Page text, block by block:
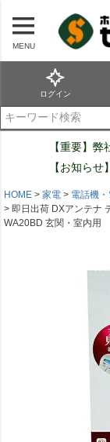
MENU
ログイン
【重要】
【お知ら
HOME 家電
電話機
即日出荷 DXアンテナ
WA20BD 玄関・室内用